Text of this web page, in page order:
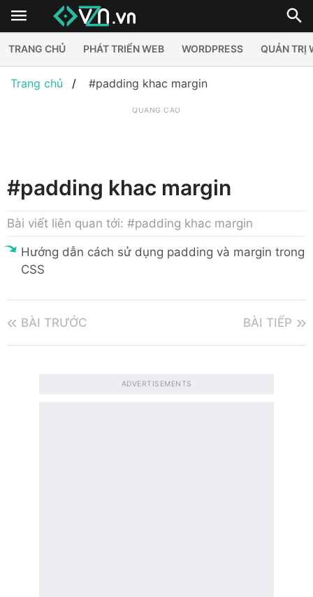
TRANG CHỦ PHÁT TRIỂN WEB WORDPRESS QUẢN TRỊ
Trang chủ #padding khac margin
QUẢNG CÁO
#padding khac margin
Bài viết liên quan tới: #padding khac margin
Hướng dẫn cách sử dụng padding và margin trong
CSS
BÀI TRƯỚC BÀI TIẾP
ADVERTISEMENTS